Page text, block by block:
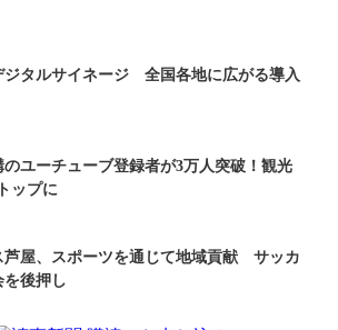
ジタルサイネージ 全国各地に広がる導入
のユーチューブ登録者が3万人突破！観光
ップに
芦屋、スポーツを通じて地域貢献 サッカ
を後押し